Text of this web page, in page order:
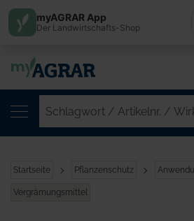
Startseite Pflanzenschutz
Vergrämungsmittel
myAGRAR App
Der Landwirtschafts-Shop